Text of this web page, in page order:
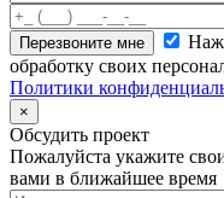
обработку своих
Политики
×
Обсудить проект
Пожалуйста укажите
вами в ближайшее время